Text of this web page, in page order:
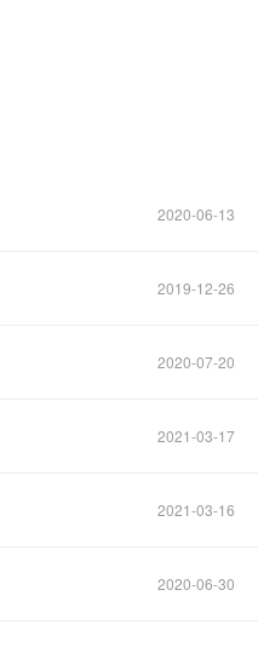
2020-06-13
2019-12-26
2020-07-20
2021-03-17
2021-03-16
2020-06-30